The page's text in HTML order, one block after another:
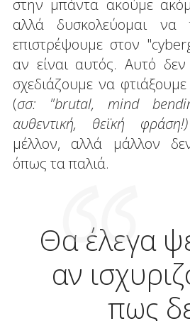
στην μπάντα ακούμε
αλλά δυσκολεύομαι να
επιστρέψουμε στον
αν είναι αυτός. Αυτό δεν
σχεδιάζουμε να
(σσ: "brutal, mind
αυθεντική, θεϊκή
μέλλον, αλλά μάλλον
όπως τα παλιά.
Θα έλεγα
αν
πως